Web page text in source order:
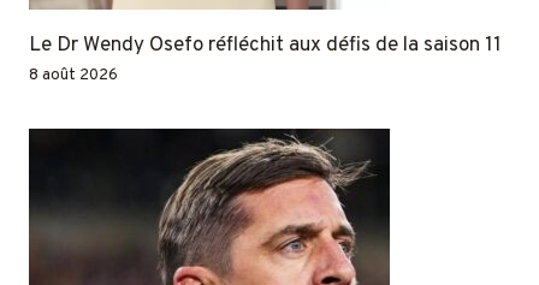
Le Dr Wendy Osefo réfléchit aux défis de la saison 11
8 août 2026